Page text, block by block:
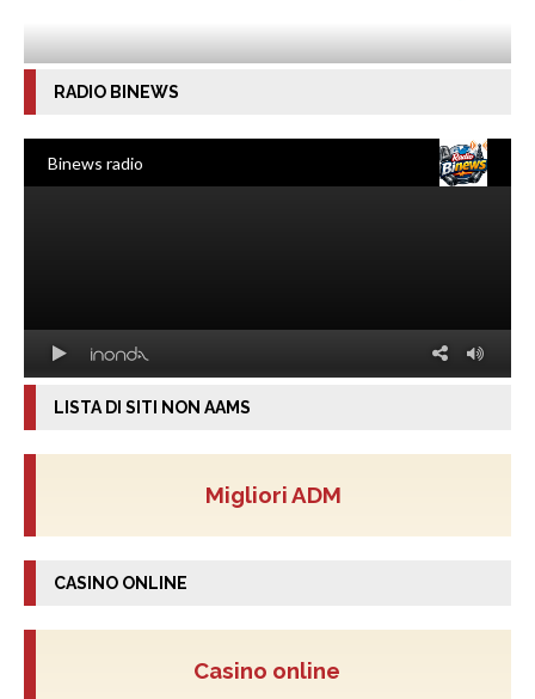
RADIO BINEWS
LISTA DI SITI NON AAMS
Migliori ADM
CASINO ONLINE
Casino online